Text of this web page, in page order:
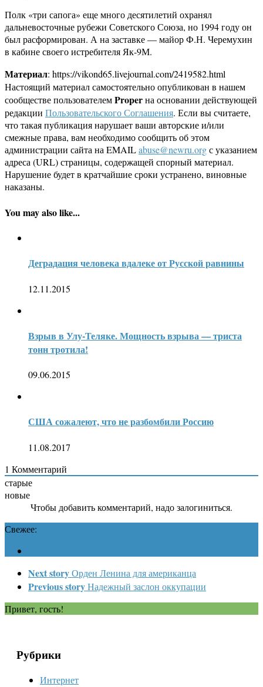
Полк «три сапога» еще много десятилетий охранял
дальневосточные рубежи Советского Союза, но 1994 году он
был расформирован. А на заставке — майор Ф.Н. Черемухин
в кабине своего истребителя Як-9М.
Материал: https://vikond65.livejournal.com/2419582.html
Настоящий материал самостоятельно опубликован в нашем
сообществе пользователемProperна основании действующей
редакции Пользовательского Соглашения. Если вы считаете,
что такая публикация нарушает ваши авторские и/или
смежные права, вам необходимо сообщить об этом
администрации сайта на EMAILabuse@newru.orgс указанием
адреса (URL) страницы, содержащей спорный материал.
Нарушение будет в кратчайшие сроки устранено, виновные
наказаны.
You may also like...
Деградация человека вдалеке от Русской равнины
12.11.2015
Взрыв в Улу-Теляке. Мощность взрыва — триста
тонн тротила!
09.06.2015
США сожалеют, что не разбомбили Россию
11.08.2017
1 Комментарий
старые
новые
Чтобы добавить комментарий, надо залогиниться.
Свежее:
Next storyОрден Ленина для американца
Previous storyНадежный заслон оккупации
Привет, гость!
Рубрики
Интернет